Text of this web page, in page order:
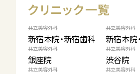
クリニック一覧
共立美容外科
新宿本院・新宿歯科
共立美容外科
新宿本院
共立美容外科
銀座院
共立美容外科
渋谷院
共立美容外科 共立美容外科